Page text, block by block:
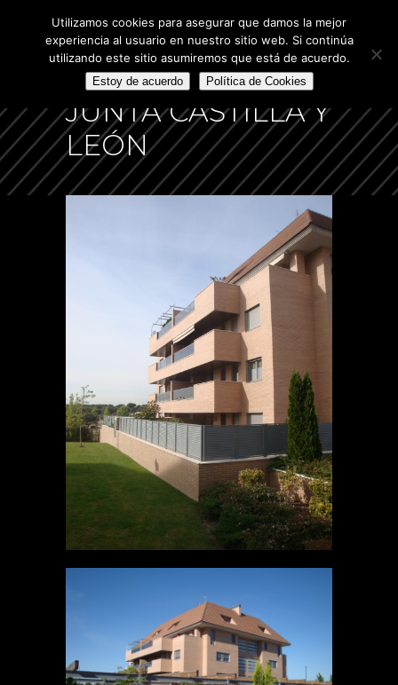
JUNTA CASTILLA Y
LEÓN
Utilizamos cookies para asegurar que damos la mejor
experiencia al usuario en nuestro sitio web. Si continúa
utilizando este sitio asumiremos que está de acuerdo.
Estoy de acuerdo Política de Cookies